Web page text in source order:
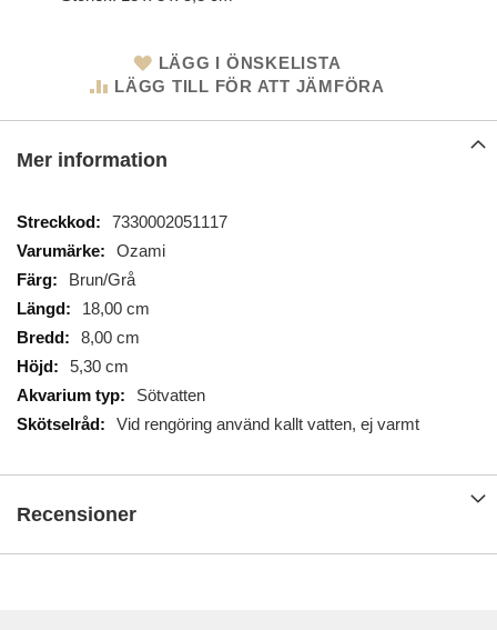
LÄGG I ÖNSKELISTA
LÄGG TILL FÖR ATT JÄMFÖRA
Mer information
Mer
information
7330002051117
Ozami
Brun/Grå
18,00 cm
8,00 cm
5,30 cm
Sötvatten
Vid rengöring använd kallt vatten, ej varmt
Recensioner